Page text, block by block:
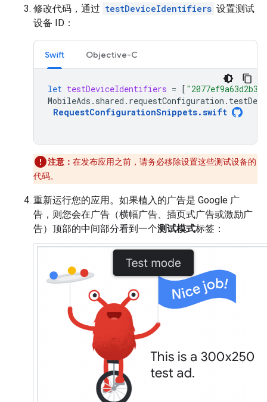
修改代码，通过 testDeviceIdentifiers 设置测试
设备 ID：
Swift Objective-C
let testDeviceIdentifiers = [
MobileAds . shared . requestConfiguration .
RequestConfigurationSnippets.swift
注意： 在发布应用之前，请务必移除设置这些测试设备的
代码。
重新运行您的应用。如果植入的广告是 Google 广
告，则您会在广告（横幅广告、插页式广告或激励广
告）顶部的中间部分看到一个测试模式标签：